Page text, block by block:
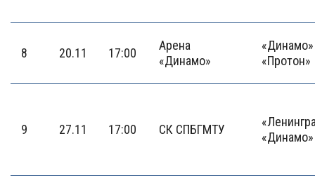
8 20.11 17:00
Арена
«Динамо»
«Протон»
9 27.11 17:00 СК СПБГМТУ